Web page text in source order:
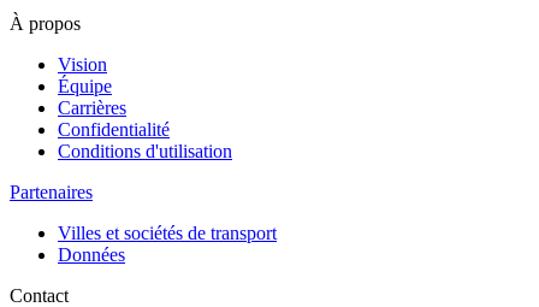
À propos
Vision
Équipe
Carrières
Confidentialité
Conditions d'utilisation
Partenaires
Villes et sociétés de transport
Données
Contact